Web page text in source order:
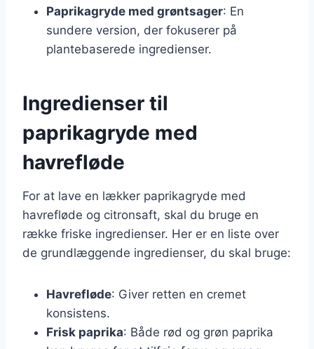
Paprikagryde med grøntsager: En
sundere version, der fokuserer på
plantebaserede ingredienser.
Ingredienser til
paprikagryde med
havrefløde
For at lave en lækker paprikagryde med
havrefløde og citronsaft, skal du bruge en
række friske ingredienser. Her er en liste over
de grundlæggende ingredienser, du skal bruge:
Havrefløde: Giver retten en cremet
konsistens.
Frisk paprika: Både rød og grøn paprika